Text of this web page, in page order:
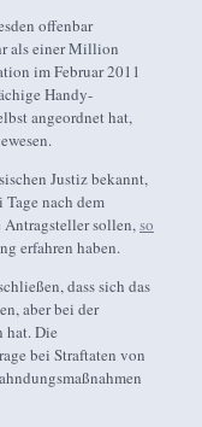
offenbar
als einer Million
im Februar 2011
Handy-
angeordnet hat,
Justiz bekannt,
Tage nach dem
Antragsteller sollen,so
erfahren haben.
dass sich das
aber bei der
hat. Die
bei Straftaten von